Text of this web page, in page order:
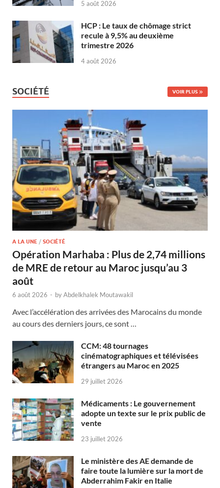
5 août 2026
HCP : Le taux de chômage strict
recule à 9,5% au deuxième
trimestre 2026
4 août 2026
SOCIÉTÉ VOIR PLUS
A LA UNE / SOCIÉTÉ
Opération Marhaba : Plus de 2,74 millions
de MRE de retour au Maroc jusqu’au 3
août
6 août 2026 - byAbdelkhalek Moutawakil
Avec l’accélération des arrivées des Marocains du monde
au cours des derniers jours, ce sont …
CCM: 48 tournages
cinématographiques et télévisées
étrangers au Maroc en 2025
29 juillet 2026
Médicaments : Le gouvernement
adopte un texte sur le prix public de
vente
23 juillet 2026
Le ministère des AE demande de
faire toute la lumière sur la mort de
Abderrahim Fakir en Italie